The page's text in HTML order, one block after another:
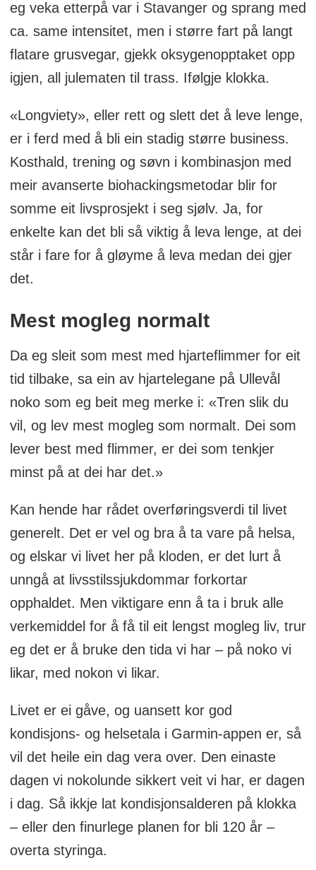
800 m til ultraløp med 2.28.37 som
bestetid på maraton.
eg veka etterpå var i Stavanger og sprang med
ca. same intensitet, men i større fart på langt
flatare grusvegar, gjekk oksygenopptaket opp
igjen, all julematen til trass. Ifølgje klokka.
«Longviety», eller rett og slett det å leve lenge,
er i ferd med å bli ein stadig større business.
Kosthald, trening og søvn i kombinasjon med
meir avanserte biohackingsmetodar blir for
somme eit livsprosjekt i seg sjølv. Ja, for
enkelte kan det bli så viktig å leva lenge, at dei
står i fare for å gløyme å leva medan dei gjer
det.
Mest mogleg normalt
Da eg sleit som mest med hjarteflimmer for eit
tid tilbake, sa ein av hjartelegane på Ullevål
noko som eg beit meg merke i: «Tren slik du
vil, og lev mest mogleg som normalt. Dei som
lever best med flimmer, er dei som tenkjer
minst på at dei har det.»
Kan hende har rådet overføringsverdi til livet
generelt. Det er vel og bra å ta vare på helsa,
og elskar vi livet her på kloden, er det lurt å
unngå at livsstilssjukdommar forkortar
opphaldet. Men viktigare enn å ta i bruk alle
verkemiddel for å få til eit lengst mogleg liv, trur
eg det er å bruke den tida vi har – på noko vi
likar, med nokon vi likar.
Livet er ei gåve, og uansett kor god
kondisjons- og helsetala i Garmin-appen er, så
vil det heile ein dag vera over. Den einaste
dagen vi nokolunde sikkert veit vi har, er dagen
i dag. Så ikkje lat kondisjonsalderen på klokka
– eller den finurlege planen for bli 120 år –
overta styringa.